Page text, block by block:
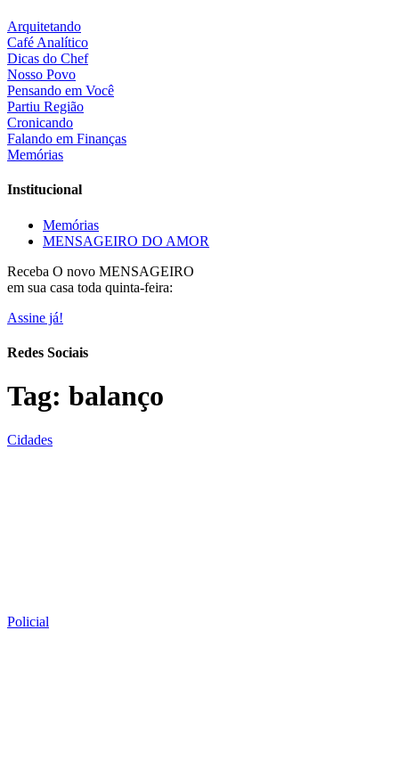
Arquitetando
Café Analítico
Dicas do Chef
Nosso Povo
Pensando em Você
Partiu Região
Cronicando
Falando em Finanças
Memórias
Institucional
Memórias
MENSAGEIRO DO AMOR
Receba O novo MENSAGEIRO
em sua casa toda quinta-feira:
Assine já!
Redes Sociais
Tag: balanço
Cidades
Policial